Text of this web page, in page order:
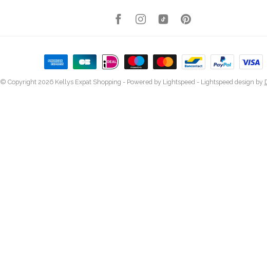
© Copyright 2026 Kellys Expat Shopping - Powered by Lightspeed - Lightspeed design by